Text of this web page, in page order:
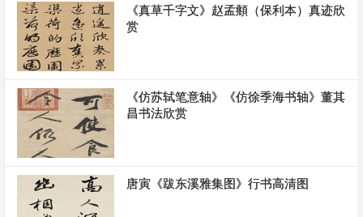
《真草千字文》赵孟頫（保利本）真迹欣
赏
《仿苏轼笔意轴》《仿徐季海书轴》董其
昌书法欣赏
唐寅《跋东溪雅集图》行书高清图